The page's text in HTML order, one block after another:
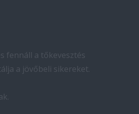
fennáll a tőkevesztés
a jövőbeli sikereket.